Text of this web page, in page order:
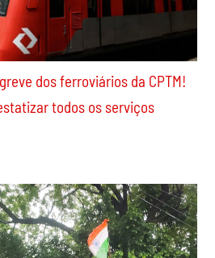
dos ferroviários da CPTM!
todos os serviços